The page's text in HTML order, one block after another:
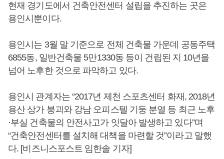
현재 경기도에서 건축안전센터 설립을 추진하는 곳은
용인시뿐이다.
용인시는 3월 말 기준으로 전체 건축물 가운데 공동주택
6855동, 일반건축물 5만1330동 등이 건립된 지 10년을
넘어 노후한 것으로 파악하고 있다.
용인시 관계자는 “2017년 제천 스포츠센터 화재, 2018년
용산 상가 붕괴와 강남 오피스텔 기둥 분열 등 최근 노후
·부실 건축물의 안전사고가 잇달아 발생하고 있다”며
“건축안전센터를 설치해 대책을 마련할 것”이라고 말했
다. [비즈니스포스트 임한솔 기자]